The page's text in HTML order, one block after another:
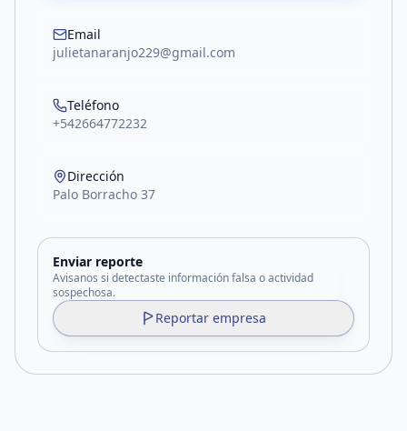
Email
julietanaranjo229@gmail.com
Teléfono
+542664772232
Dirección
Palo Borracho 37
Enviar reporte
Avisanos si detectaste información falsa o actividad
sospechosa.
Reportar empresa